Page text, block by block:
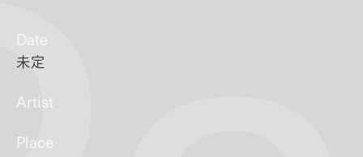
Date
未定
Artist
Place